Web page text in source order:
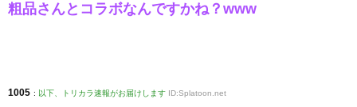
粗品さんとコラボなんですかね？www
1005 : 以下、トリカラ速報がお届けします ID:Splatoon.net